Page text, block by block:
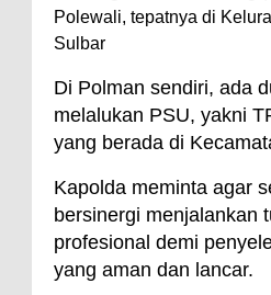
Polewali, tepatnya di
Sulbar
Di Polman sendiri, ada
melalukan PSU, yakni
yang berada di
Kapolda meminta agar
bersinergi menjalankan
profesional demi
yang aman dan lancar.